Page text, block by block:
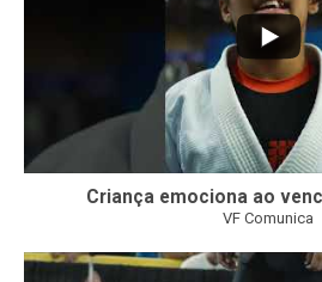
Criança emociona ao
VF Comunica